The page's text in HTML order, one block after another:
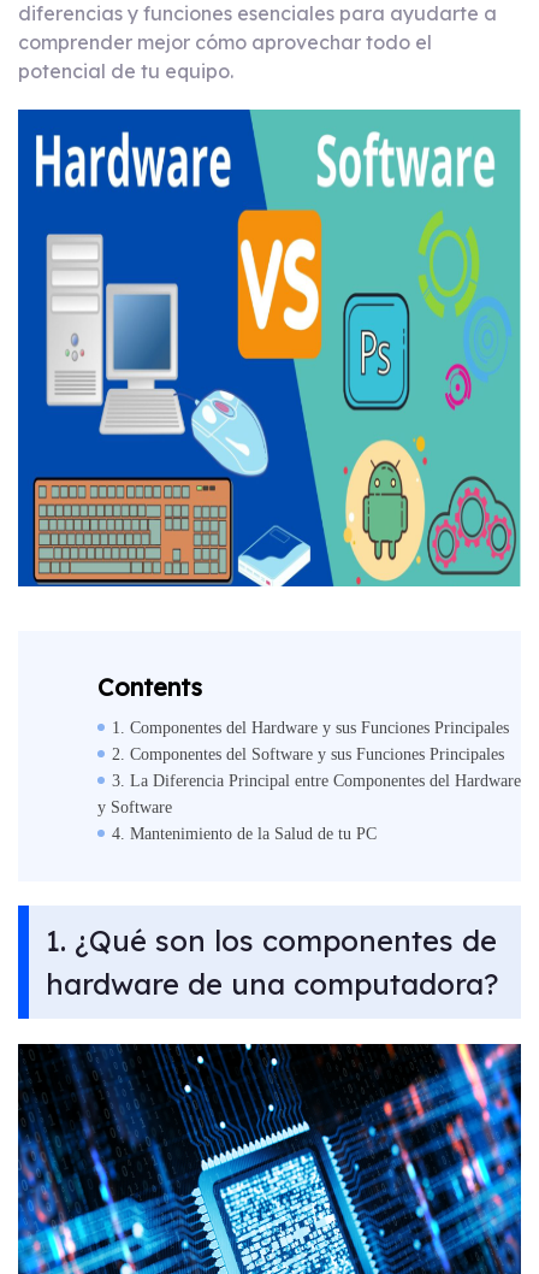
diferencias y funciones esenciales para ayudarte a
comprender mejor cómo aprovechar todo el
potencial de tu equipo.
Contents
1. Componentes del Hardware y sus Funciones Principales
2. Componentes del Software y sus Funciones Principales
3. La Diferencia Principal entre Componentes del Hardware
y Software
4. Mantenimiento de la Salud de tu PC
1. ¿Qué son los componentes de
hardware de una computadora?